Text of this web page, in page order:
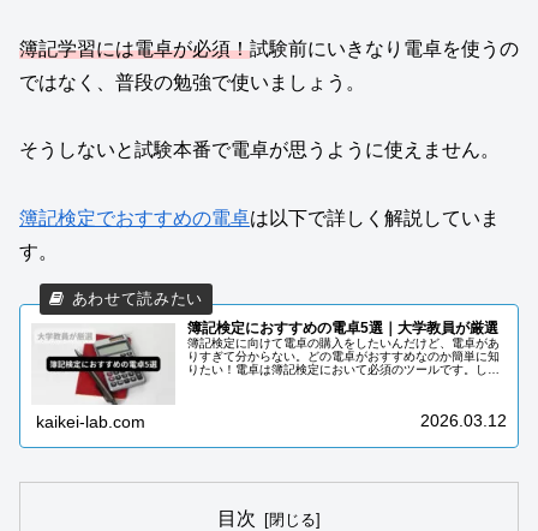
簿記学習には電卓が必須！試験前にいきなり電卓を使うの
ではなく、普段の勉強で使いましょう。
そうしないと試験本番で電卓が思うように使えません。
簿記検定でおすすめの電卓は以下で詳しく解説していま
す。
簿記検定におすすめの電卓5選｜大学教員が厳選
簿記検定に向けて電卓の購入をしたいんだけど、電卓があ
りすぎて分からない。どの電卓がおすすめなのか簡単に知
りたい！電卓は簿記検定において必須のツールです。しか
kaikei-lab.com 2026.03.12
目次